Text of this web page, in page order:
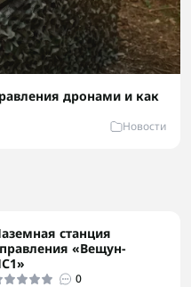
дронами и как
Новости
станция
«Вещун-
0